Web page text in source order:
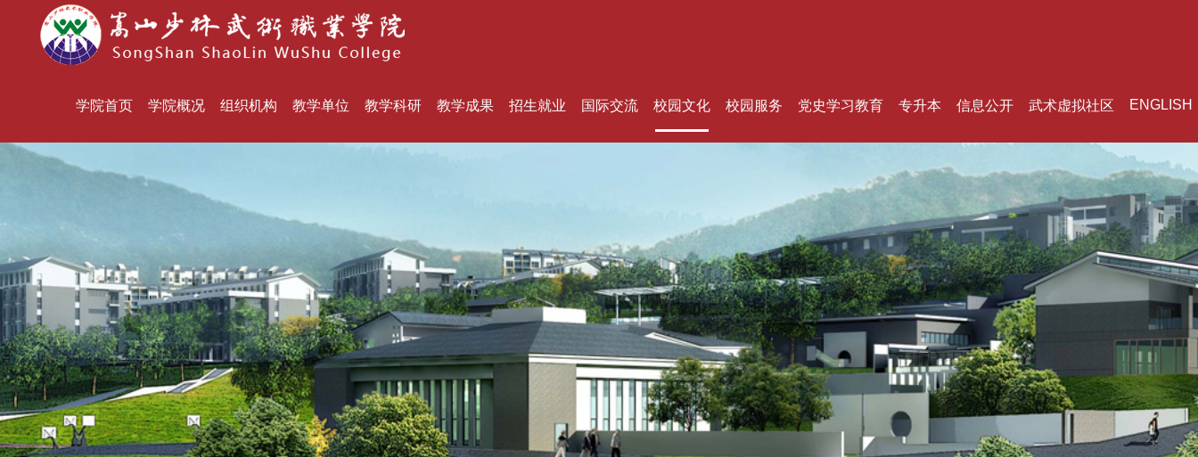
学院首页 学院概况 组织机构 教学单位 教学科研 教学成果 招生就业 国际交流 校园文化 校园服务 党史学习教育 专升本 信息公开 武术虚拟社区 ENGLISH